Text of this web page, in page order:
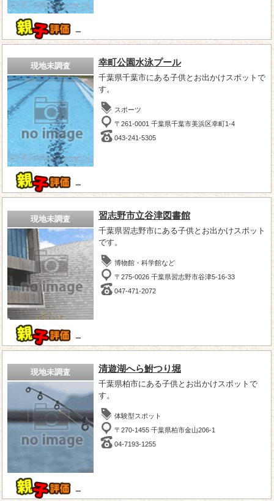
－
現地未調査
－
幸町公園水泳プール
千葉県千葉市にある子供とお出かけスポットで
す。
スポーツ
〒261-0001 千葉県千葉市美浜区幸町1-4
043-241-5305
現地未調査
－
習志野市立谷津図書館
千葉県習志野市にある子供とお出かけスポット
です。
博物館・科学館など
〒275-0026 千葉県習志野市谷津5-16-33
047-471-2072
現地未調査
－
清遊湖へら鮒つり堀
千葉県柏市にある子供とお出かけスポットで
す。
体験型スポット
〒270-1455 千葉県柏市金山206-1
04-7193-1255